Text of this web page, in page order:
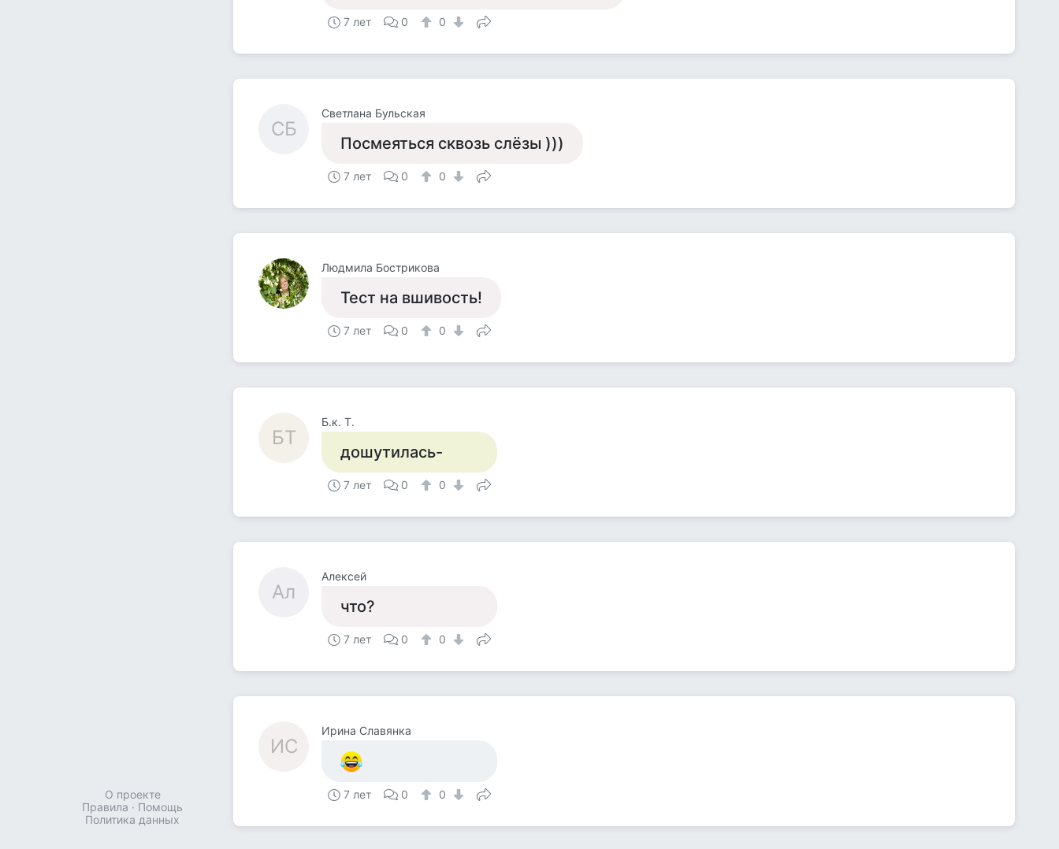
О проекте
Правила · Помощь
Политика данных
7 лет 0 0
СБ
Светлана Бульская
Посмеяться сквозь слёзы )))
7 лет 0 0
Людмила Бострикова
Тест на вшивость!
7 лет 0 0
БТ
Б.к. Т.
дошутилась-
7 лет 0 0
Ал
Алексей
что?
7 лет 0 0
ИС
Ирина Славянка
7 лет 0 0